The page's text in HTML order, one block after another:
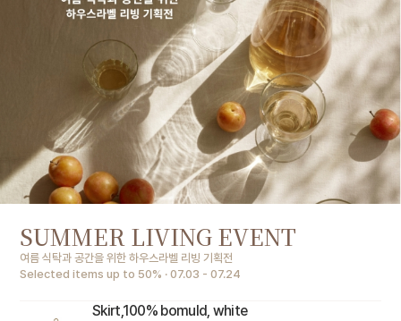
SUMMER LIVING EVENT
여름 식탁과 공간을 위한 하우스라벨 리빙 기획전
Selected items up to 50% · 07.03 - 07.24
Skirt,100% bomuld, white